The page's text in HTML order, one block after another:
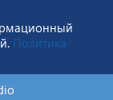
Политика